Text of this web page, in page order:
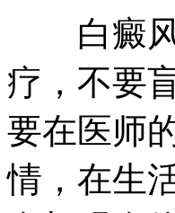
白癜风
疗，不要
要在医师
情，在生